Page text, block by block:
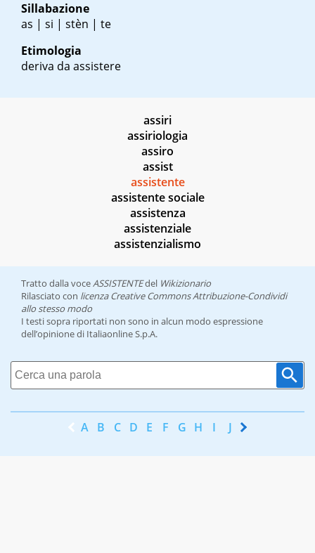
Sillabazione
as | si | stèn | te
Etimologia
deriva da assistere
assiri
assiriologia
assiro
assist
assistente
assistente sociale
assistenza
assistenziale
assistenzialismo
Tratto dalla voceASSISTENTEdel Wikizionario
Rilasciato con licenza Creative Commons Attribuzione-Condividi
allo stesso modo
I testi sopra riportati non sono in alcun modo espressione
dell’opinione di Italiaonline S.p.A.
A B C D E F G H I J K